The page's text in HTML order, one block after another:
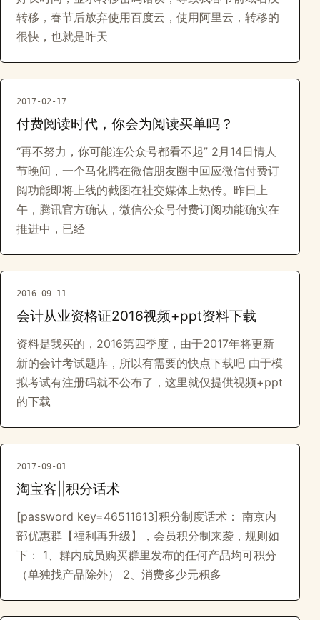
转移，春节后放弃使用百度云，使用阿里云，转移的
很快，也就是昨天
2017-02-17
付费阅读时代，你会为阅读买单吗？
“再不努力，你可能连公众号都看不起” 2月14日情人
节晚间，一个马化腾在微信朋友圈中回应微信付费订
阅功能即将上线的截图在社交媒体上热传。昨日上
午，腾讯官方确认，微信公众号付费订阅功能确实在
推进中，已经
2016-09-11
会计从业资格证2016视频+ppt资料下载
资料是我买的，2016第四季度，由于2017年将更新
新的会计考试题库，所以有需要的快点下载吧 由于模
拟考试有注册码就不公布了，这里就仅提供视频+ppt
的下载
2017-09-01
淘宝客||积分话术
[password key=46511613]积分制度话术： 南京内
部优惠群【福利再升级】，会员积分制来袭，规则如
下： 1、群内成员购买群里发布的任何产品均可积分
（单独找产品除外） 2、消费多少元积多